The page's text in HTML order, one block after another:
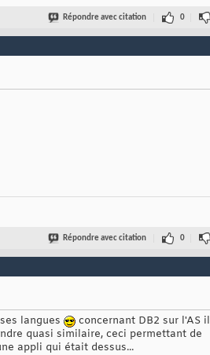
Répondre avec citation 0
Répondre avec citation 0
langues
concernant DB2 sur l'AS il
quasi similaire, ceci permettant de
appli qui était dessus...